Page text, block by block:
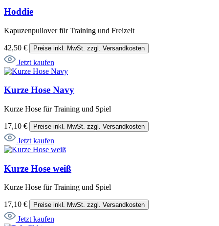
Hoddie
Kapuzenpullover für Training und Freizeit
42,50 € Preise inkl. MwSt. zzgl. Versandkosten
Jetzt kaufen
Kurze Hose Navy
Kurze Hose für Training und Spiel
17,10 € Preise inkl. MwSt. zzgl. Versandkosten
Jetzt kaufen
Kurze Hose weiß
Kurze Hose für Training und Spiel
17,10 € Preise inkl. MwSt. zzgl. Versandkosten
Jetzt kaufen